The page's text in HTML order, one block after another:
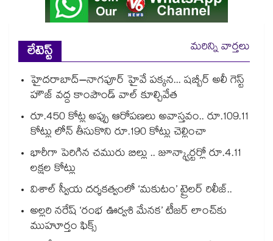
లేటెస్ట్
మరిన్ని వార్తలు
హైదరాబాద్–నాగపూర్ హైవే పక్కన... షబ్బీర్ అలీ గెస్ట్
హౌజ్ వద్ద కాంపౌండ్ వాల్ కూల్చివేత
రూ.450 కోట్ల అప్పు ఆరోపణలు అవాస్తవం.. రూ.109.11
కోట్లు లోన్ తీసుకొని రూ.190 కోట్లు చెల్లించా
భారీగా పెరిగిన చమురు బిల్లు .. జూన్క్వార్టర్లో రూ.4.11
లక్షల కోట్లు
విశాల్ స్వీయ దర్శకత్వంలో ‘మకుటం’ ట్రైలర్ రిలీజ్..
అల్లరి నరేష్ ‘రంభ ఊర్వశి మేనక’ టీజర్ లాంచ్‌కు
ముహూర్తం ఫిక్స్